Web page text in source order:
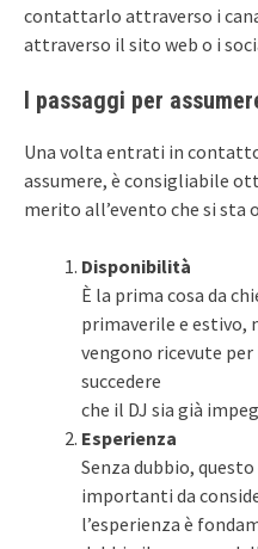
contattarlo attraverso i
attraverso il sito web o i
I passaggi per
Una volta entrati in
assumere, è consigliabile
merito all’evento che si sta
Disponibilità
È la prima cosa da
primaverile e estivo,
vengono ricevute per
succedere
che il DJ sia già
Esperienza
Senza dubbio,
importanti da
l’esperienza è